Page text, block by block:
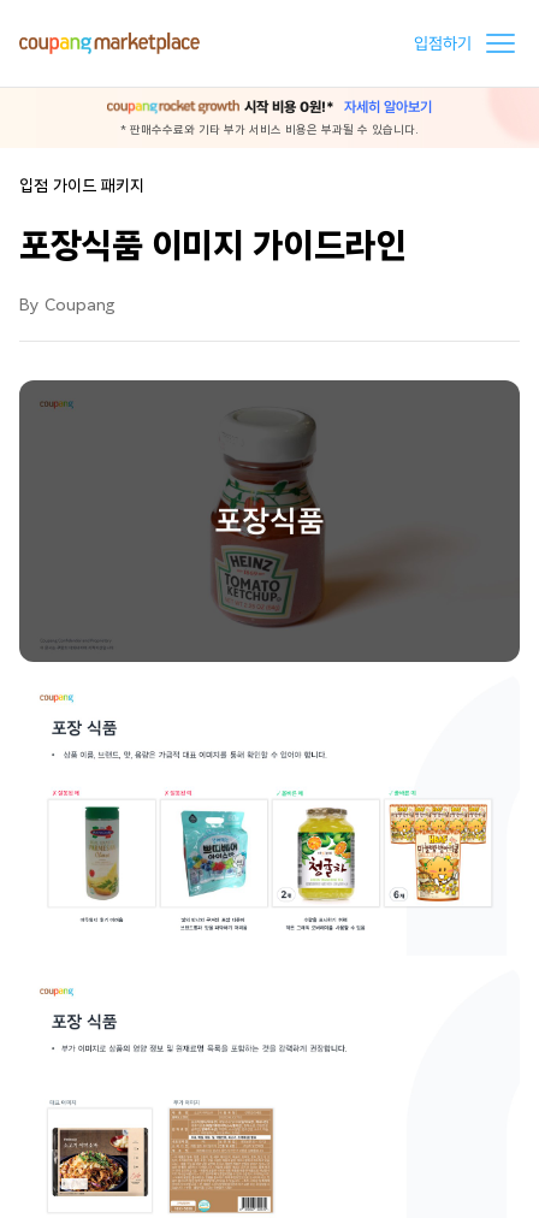
입점하기
시작 비용 0원!* 자세히 알아보기
* 판매수수료와 기타 부가 서비스 비용은 부과될 수 있습니다.
입점 가이드 패키지
포장식품 이미지 가이드라인
By Coupang